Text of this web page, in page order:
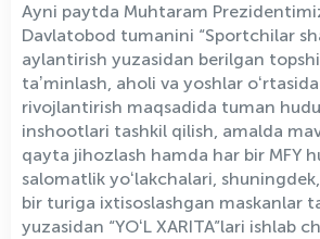
Ayni paytda Muhtaram
Davlatobod tumanini “Sportchilar
aylantirish yuzasidan berilgan
taʼminlash, aholi va yoshlar
rivojlantirish maqsadida tuman
inshootlari tashkil qilish, amalda
qayta jihozlash hamda har bir MFY
salomatlik yoʻlakchalari,
bir turiga ixtisoslashgan maskanlar
yuzasidan “YOʻL XARITA”lari ishlab